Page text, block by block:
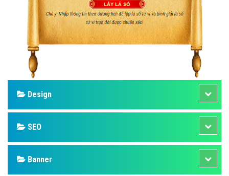
Design
SEO
Banner